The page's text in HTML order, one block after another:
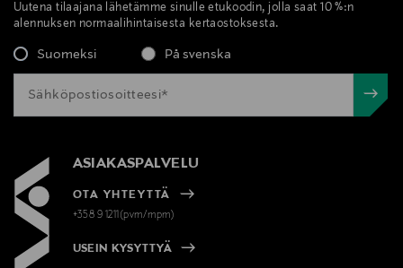
Uutena tilaajana lähetämme sinulle etukoodin, jolla saat 10 %:n
alennuksen normaalihintaisesta kertaostoksesta.
Suomeksi På svenska
ASIAKASPALVELU
OTA YHTEYTTÄ
+358 9 1211(pvm/mpm)
USEIN KYSYTTYÄ